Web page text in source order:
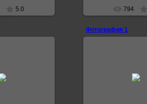
5.0 794
Фотография 1